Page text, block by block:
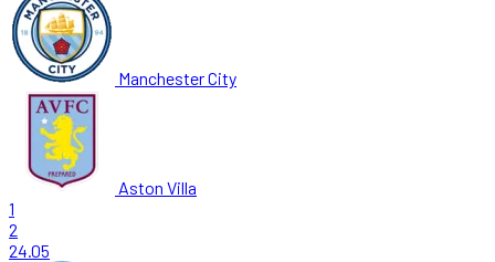
Manchester City
Aston Villa
1
2
24.05